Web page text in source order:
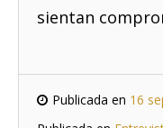
sientan
Publicada en 16